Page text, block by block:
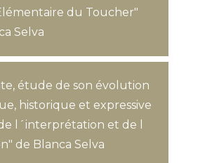
du Toucher"
Selva
étude de son évolution
historique et expressive
l´interprétation et de l
de Blanca Selva